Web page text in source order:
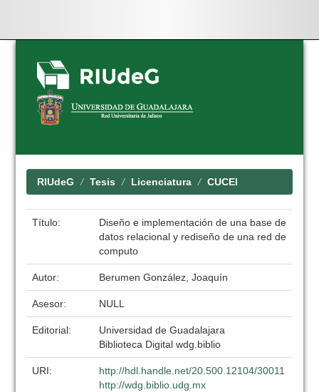
Skip
navigation
RIUdeG Tesis Licenciatura CUCEI
Título:
Diseño e implementación de una base de
datos relacional y rediseño de una red de
computo
Autor: Berumen González, Joaquín
Asesor: NULL
Editorial:
Universidad de Guadalajara
Biblioteca Digital wdg.biblio
URI:
http://hdl.handle.net/20.500.12104/30011
http://wdg.biblio.udg.mx